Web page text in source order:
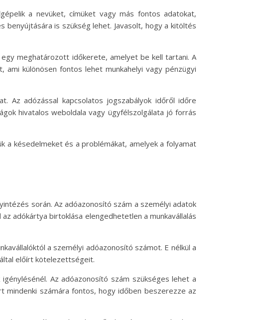
a nevüket, címüket vagy más fontos adatokat,
benyújtására is szükség lehet. Javasolt, hogy a kitöltés
meghatározott időkerete, amelyet be kell tartani. A
különösen fontos lehet munkahelyi vagy pénzügyi
Az adózással kapcsolatos jogszabályok időről időre
hivatalos weboldala vagy ügyfélszolgálata jó forrás
késedelmeket és a problémákat, amelyek a folyamat
során. Az adóazonosító szám a személyi adatok
adókártya birtoklása elengedhetetlen a munkavállalás
a személyi adóazonosító számot. E nélkül a
előírt kötelezettségeit.
Az adóazonosító szám szükséges lehet a
mindenki számára fontos, hogy időben beszerezze az